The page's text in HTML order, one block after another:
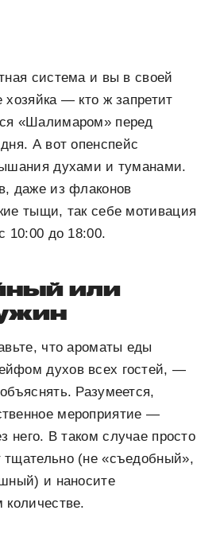
система и вы в своей
хозяйка — кто ж запретит
«Шалимаром» перед
А вот опенспейс
духами и туманами.
даже из флаконов
тыщи, так себе мотивация
10:00 до 18:00.
или
что ароматы еды
духов всех гостей, —
Разумеется,
мероприятие —
него. В таком случае просто
тщательно (не «съедобный»,
и наносите
количестве.